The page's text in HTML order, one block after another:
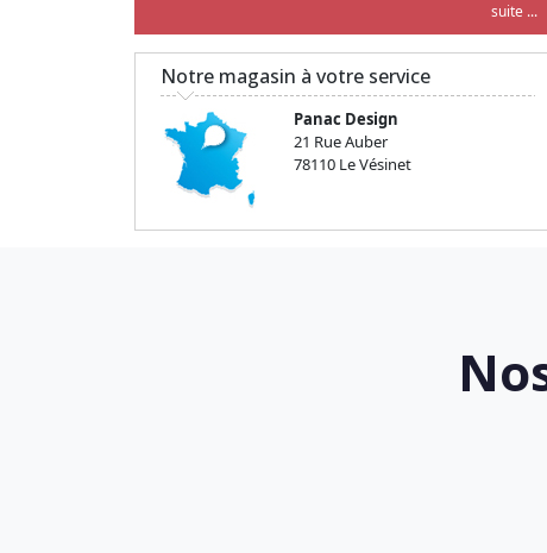
suite ...
Notre magasin à votre service
Panac Design
21 Rue Auber
78110 Le Vésinet